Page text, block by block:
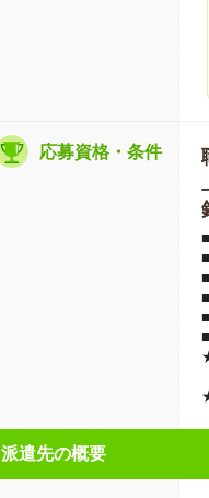
応募資格・条件
派遣先の概要